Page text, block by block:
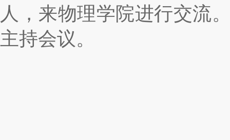
人，来物理学院进行交流
主持会议。